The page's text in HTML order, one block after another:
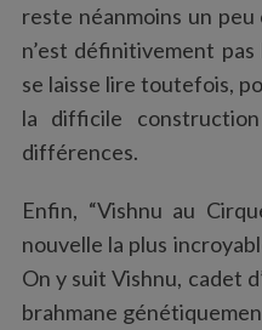
reste néanmoins un
n’est définitivement
se laisse lire toutefois,
la difficile
différences.
Enfin, “Vishnu au
nouvelle la plus
On y suit Vishnu, cadet
brahmane